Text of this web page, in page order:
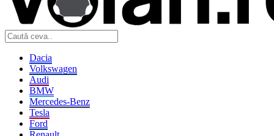
Dacia
Volkswagen
Audi
BMW
Mercedes-Benz
Tesla
Ford